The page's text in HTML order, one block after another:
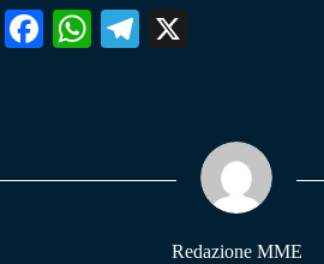
Fa W
pp
Te
m
Redazione MME